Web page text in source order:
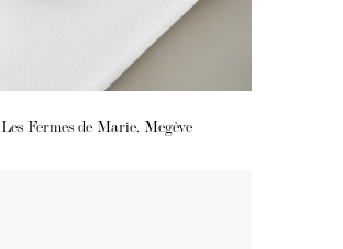
Les Fermes de Marie, Megève